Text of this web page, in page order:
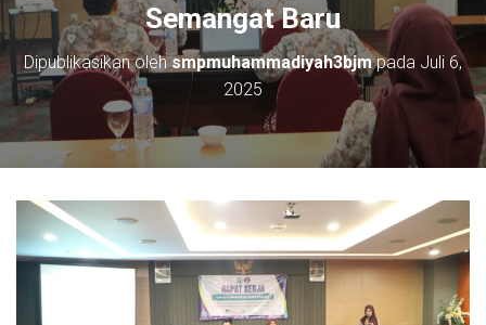
A
S
Semangat Baru
Dipublikasikan olehsmpmuhammadiyah3bjmpada Juli 6,
2025